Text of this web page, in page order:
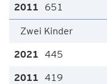
651
Zwei Kinder
445
419